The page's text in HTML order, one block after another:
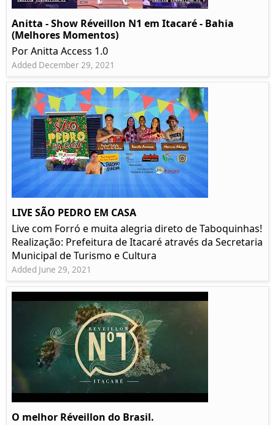
Anitta - Show Réveillon N1 em Itacaré - Bahia
(Melhores Momentos)
Por Anitta Access 1.0
Added December 29, 2021
LIVE SÃO PEDRO EM CASA
Live com Forró e muita alegria direto de Taboquinhas!
Realização: Prefeitura de Itacaré através da Secretaria
Municipal de Turismo e Cultura
Added June 29, 2021
O melhor Réveillon do Brasil.